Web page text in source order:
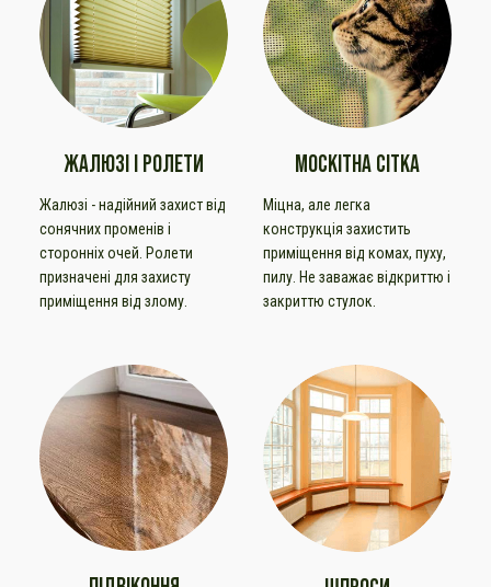
ЖАЛЮЗІ І РОЛЕТИ
Жалюзі - надійний захист від
сонячних променів і
сторонніх очей. Ролети
призначені для захисту
приміщення від злому.
МОСКІТНА СІТКА
Міцна, але легка
конструкція захистить
приміщення від комах, пуху,
пилу. Не заважає відкриттю і
закриттю стулок.